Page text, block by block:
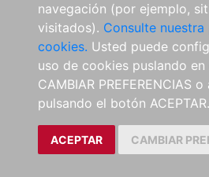
navegación (por ejemplo,
visitados). Consulte
cookies. Usted puede
uso de cookies puslando
CAMBIAR PREFERENCIAS
pulsando el botón ACEPTAR.
ACEPTAR CAMBIAR